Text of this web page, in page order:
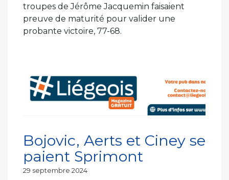
troupes de Jérôme Jacquemin faisaient
preuve de maturité pour valider une
probante victoire, 77-68.
Bojovic, Aerts et Ciney se
paient Sprimont
Publié
29 septembre 2024